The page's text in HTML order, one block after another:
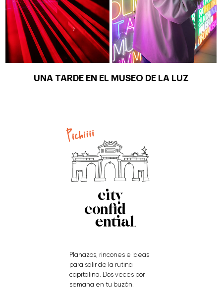
UNA TARDE EN EL MUSEO DE LA LUZ
Planazos, rincones e ideas
para salir de la rutina
capitalina. Dos veces por
semana en tu buzón.